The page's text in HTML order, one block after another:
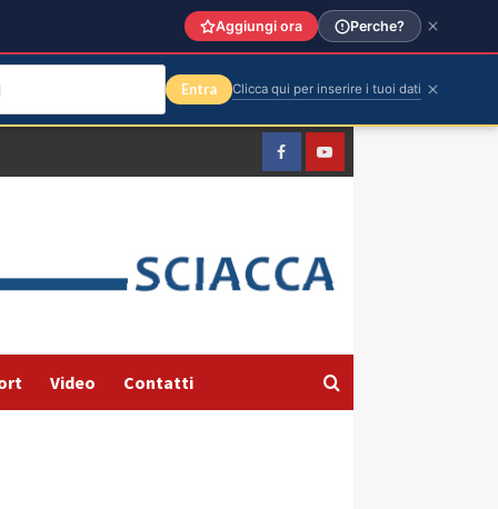
FacebookYountube
Video Contatti
Aggiungi ora Perche?
Entra Clicca qui per inserire i tuoi dati